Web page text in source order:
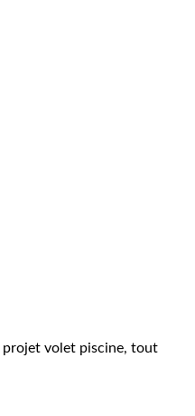
volet piscine, tout